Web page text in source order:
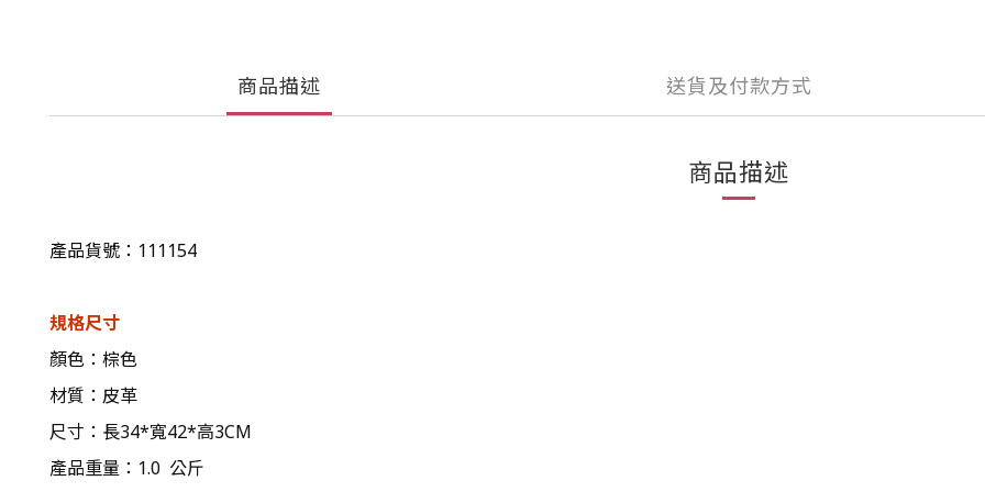
商品描述 送貨及付款方式
商品描述
產品貨號：111154
規格尺寸
顏色：棕色
材質 ：皮革
尺寸：長34*寬42*高3CM
產品重量：1.0 公斤